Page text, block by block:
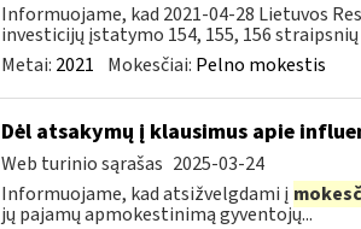
Informuojame, kad 2021-04-28 Lietuvos
investicijų įstatymo 154, 155, 156 straipsnių
Metai: 2021 Mokesčiai: Pelno mokestis
Dėl atsakymų į klausimus apie
Web turinio sąrašas 2025-03-24
Informuojame, kad atsižvelgdami į
jų pajamų apmokestinimą gyventojų...